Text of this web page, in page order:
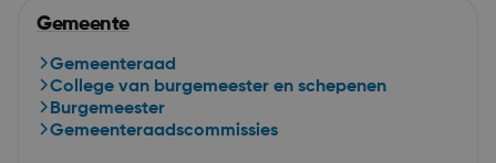
Gemeente
Gemeenteraad
College van burgemeester en schepenen
Burgemeester
Gemeenteraadscommissies